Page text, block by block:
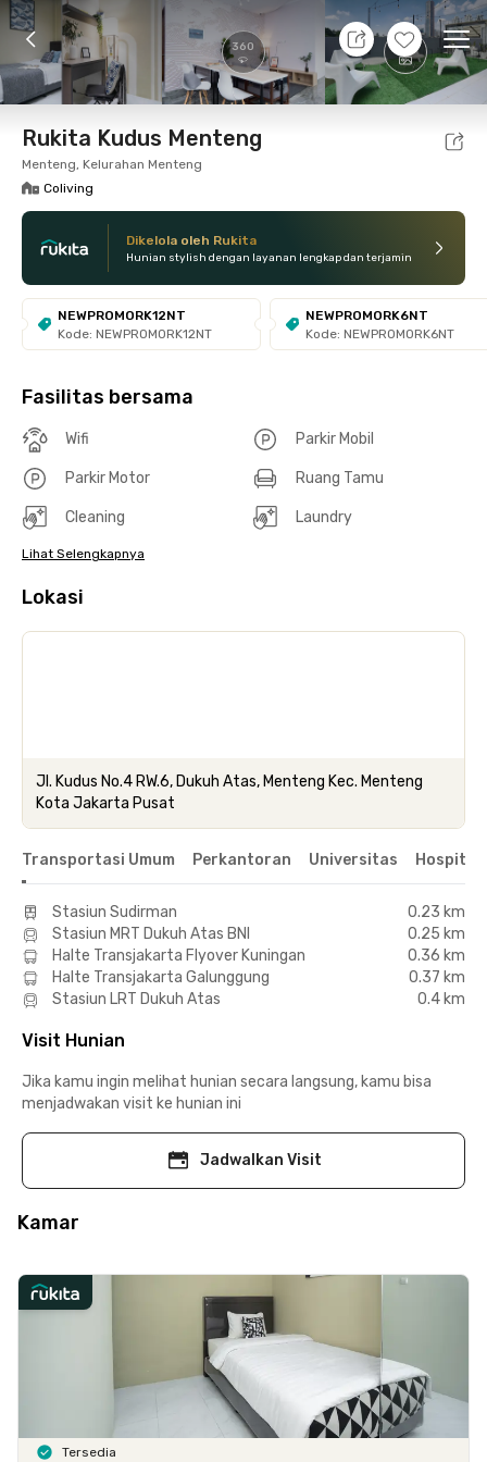
360 +24
10 Agt 26 - Belum tahu
Foto Fasilitas bersama Lokasi Kamar
Rukita Kudus Menteng
Menteng, Kelurahan Menteng
Coliving
Dikelola oleh Rukita
Hunian stylish dengan layanan lengkap dan terjamin
NEWPROMORK12NT
Kode: NEWPROMORK12NT
NEWPROMORK6NT
Kode: NEWPROMORK6NT
Fasilitas bersama
Wifi Parkir Mobil
Parkir Motor Ruang Tamu
Cleaning Laundry
Lihat Selengkapnya
Lokasi
Jl. Kudus No.4 RW.6, Dukuh Atas, Menteng Kec. Menteng
Kota Jakarta Pusat
Transportasi Umum Perkantoran Universitas Hospital
Stasiun Sudirman
0.23 km
Stasiun MRT Dukuh Atas BNI
0.25 km
Halte Transjakarta Flyover Kuningan
0.36 km
Halte Transjakarta Galunggung
0.37 km
Stasiun LRT Dukuh Atas
0.4 km
Visit Hunian
Jika kamu ingin melihat hunian secara langsung, kamu bisa
menjadwakan visit ke hunian ini
Jadwalkan Visit
Kamar
Tersedia